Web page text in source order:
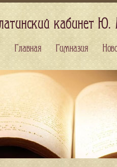
кабинет
Главная Гимназия